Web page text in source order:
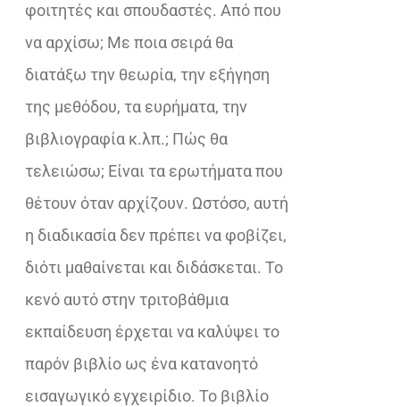
φοιτητές και σπουδαστές. Από που
να αρχίσω; Με ποια σειρά θα
διατάξω την θεωρία, την εξήγηση
της µεθόδου, τα ευρήµατα, την
βιβλιογραφία κ.λπ.; Πώς θα
τελειώσω; Είναι τα ερωτήματα που
θέτουν όταν αρχίζουν. Ωστόσο, αυτή
η διαδικασία δεν πρέπει να φοβίζει,
διότι μαθαίνεται και διδάσκεται. Το
κενό αυτό στην τριτοβάθµια
εκπαίδευση έρχεται να καλύψει το
παρόν βιβλίο ως ένα κατανοητό
εισαγωγικό εγχειρίδιο. Το βιβλίο